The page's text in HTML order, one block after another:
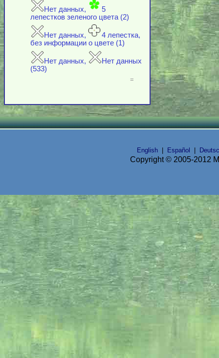
Нет данных,
5
лепестков зеленого цвета (2)
Нет данных,
4 лепестка,
без информации о цвете (1)
Нет данных,
Нет данных
(533)
=
English Español
Copyright © 2005-2012